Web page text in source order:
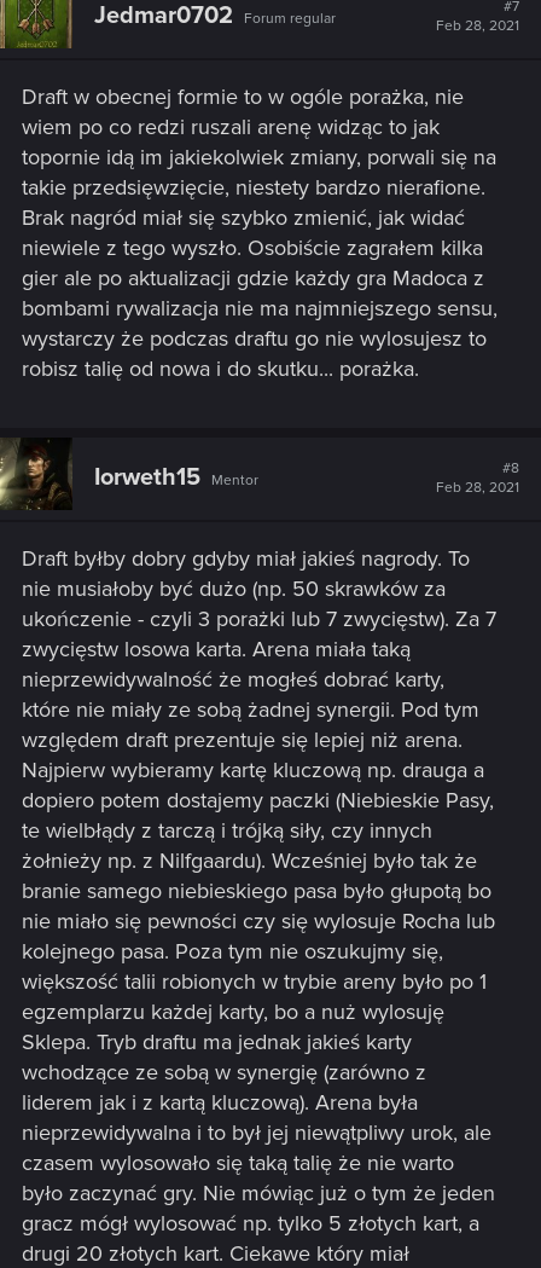
Jedmar0702 Forum regular
#7
Feb 28, 2021
Draft w obecnej formie to w ogóle porażka, nie
wiem po co redzi ruszali arenę widząc to jak
topornie idą im jakiekolwiek zmiany, porwali się na
takie przedsięwzięcie, niestety bardzo nierafione.
Brak nagród miał się szybko zmienić, jak widać
niewiele z tego wyszło. Osobiście zagrałem kilka
gier ale po aktualizacji gdzie każdy gra Madoca z
bombami rywalizacja nie ma najmniejszego sensu,
wystarczy że podczas draftu go nie wylosujesz to
robisz talię od nowa i do skutku... porażka.
Iorweth15 Mentor
#8
Feb 28, 2021
Draft byłby dobry gdyby miał jakieś nagrody. To
nie musiałoby być dużo (np. 50 skrawków za
ukończenie - czyli 3 porażki lub 7 zwycięstw). Za 7
zwycięstw losowa karta. Arena miała taką
nieprzewidywalność że mogłeś dobrać karty,
które nie miały ze sobą żadnej synergii. Pod tym
względem draft prezentuje się lepiej niż arena.
Najpierw wybieramy kartę kluczową np. drauga a
dopiero potem dostajemy paczki (Niebieskie Pasy,
te wielbłądy z tarczą i trójką siły, czy innych
żołnieży np. z Nilfgaardu). Wcześniej było tak że
branie samego niebieskiego pasa było głupotą bo
nie miało się pewności czy się wylosuje Rocha lub
kolejnego pasa. Poza tym nie oszukujmy się,
większość talii robionych w trybie areny było po 1
egzemplarzu każdej karty, bo a nuż wylosuję
Sklepa. Tryb draftu ma jednak jakieś karty
wchodzące ze sobą w synergię (zarówno z
liderem jak i z kartą kluczową). Arena była
nieprzewidywalna i to był jej niewątpliwy urok, ale
czasem wylosowało się taką talię że nie warto
było zaczynać gry. Nie mówiąc już o tym że jeden
gracz mógł wylosować np. tylko 5 złotych kart, a
drugi 20 złotych kart. Ciekawe który miał